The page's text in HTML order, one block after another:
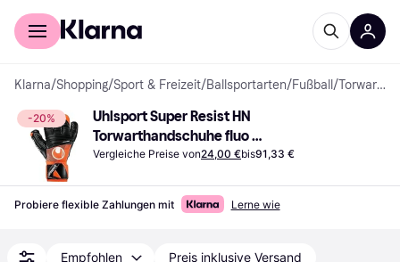
Für Shopper
Klarna/Shopping/Sport & Freizeit/Ballsportarten/Fußball / Torwarthandschuhe
-20%
Uhlsport Super Resist HN
Torwarthandschuhe fluo
orange/schwarz/weiß
Vergleiche Preise von24,00 €bis91,33 €
Probiere flexible Zahlungen mit Lerne wie
Empfohlen Preis inklusive Versand